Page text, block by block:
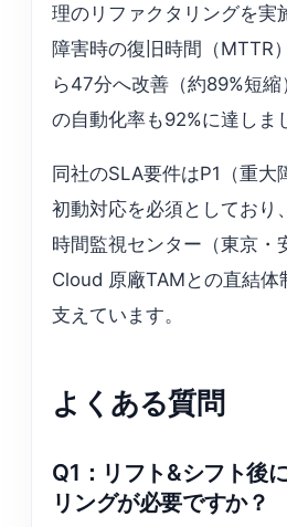
理のリファクタリングを実
障害時の復旧時間（MTTR
ら47分へ改善（約89%短縮
の自動化率も92%に達しま
同社のSLA要件はP1（重大
初動対応を必須としてお
時間監視センター（東京・
Cloud 原廠TAMとの直結体
支えています。
よくある質問
Q1：リフト&シフト後
リングが必要ですか？